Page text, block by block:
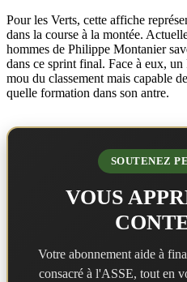
Pour les Verts, cette affiche
dans la course à la montée.
hommes de Philippe Montanier
dans ce sprint final. Face à eux,
mou du classement mais capable
quelle formation dans son antre.
SOUTENEZ
VOUS
Votre abonnement aide à
consacré à l'ASSE, tout en